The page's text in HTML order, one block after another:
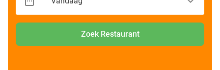
Zoek Restaurant